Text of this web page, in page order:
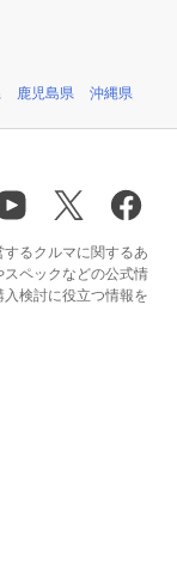
鹿児島県 沖縄県
るクルマに関するあ
ペックなどの公式情
検討に役立つ情報を